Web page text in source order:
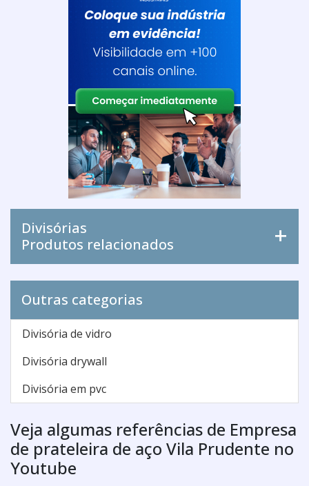
Divisórias
Produtos relacionados
Outras categorias
Divisória de vidro
Divisória drywall
Divisória em pvc
Veja algumas referências de Empresa
de prateleira de aço Vila Prudente no
Youtube